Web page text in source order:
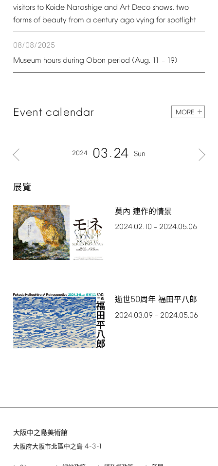
visitors to Koide Narashige and Art Deco shows, two
forms of beauty from a century ago vying for spotlight
08/08/2025
Museum hours during Obon period (Aug. 11 – 19)
Event calendar MORE
2024 03 24 Sun
展覽
莫內 連作的情景
2024.02.10 – 2024.05.06
逝世50周年 福田平八郎
2024.03.09– 2024.05.06
大阪中之島美術館
大阪府大阪市北區中之島 4-3-1